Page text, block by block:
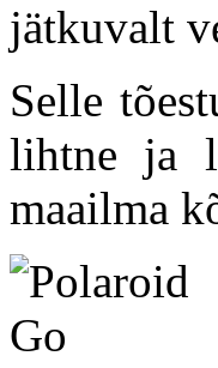
jätkuvalt
Selle
lihtne ja
maailma